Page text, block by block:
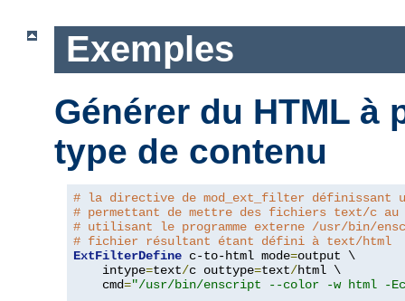
Exemples
Générer du HTML à
type de contenu
# la directive de mod_ext_filter définissant
# permettant de mettre des fichiers text/c au
# utilisant le programme externe /usr/bin/
# fichier résultant étant défini à text/html
ExtFilterDefine c-to-html mode=output \
    intype
=text/c outtype=text/html \
    cmd
="/usr/bin/enscript --color -w html -